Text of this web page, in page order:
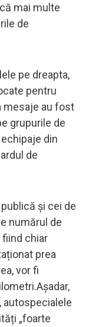
mai multe
de
pe dreapta,
pentru
mesaje au fost
grupurile de
din
de
și cei de
numărul de
chiar
prea
vor fi
autospecialele
„foarte